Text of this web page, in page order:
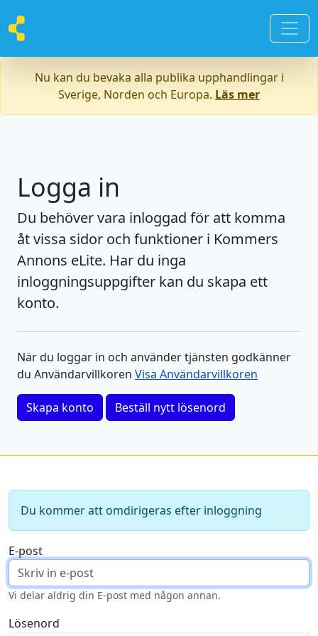
Nu kan du bevaka alla publika upphandlingar i
Sverige, Norden och Europa. Läs mer
Logga in
Du behöver vara inloggad för att komma
åt vissa sidor och funktioner i Kommers
Annons eLite. Har du inga
inloggningsuppgifter kan du skapa ett
konto.
När du loggar in och använder tjänsten godkänner
du Användarvillkoren Visa Användarvillkoren
Skapa konto Beställ nytt lösenord
Du kommer att omdirigeras efter inloggning
E-post
Vi delar aldrig din E-post med någon annan.
Lösenord